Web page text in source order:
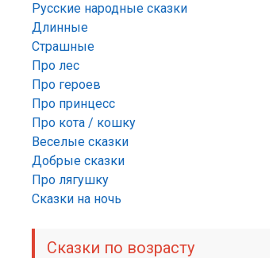
Русские народные сказки
Длинные
Страшные
Про лес
Про героев
Про принцесс
Про кота / кошку
Веселые сказки
Добрые сказки
Про лягушку
Сказки на ночь
Сказки по возрасту